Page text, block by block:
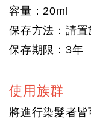
容量：20ml
保存方法：請
保存期限：3年
使用族群
將進行染髮者皆